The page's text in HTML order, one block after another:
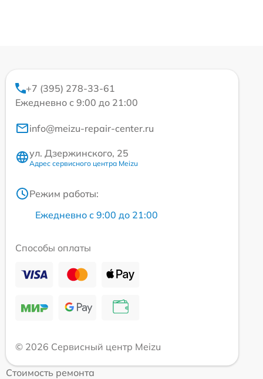
+7 (395) 278-33-61
Ежедневно с 9:00 до 21:00
info@meizu-repair-center.ru
ул. Дзержинского, 25
Адрес сервисного центра Meizu
Режим работы:
Ежедневно с 9:00 до 21:00
Способы оплаты
© 2026 Сервисный центр Meizu
Стоимость ремонта